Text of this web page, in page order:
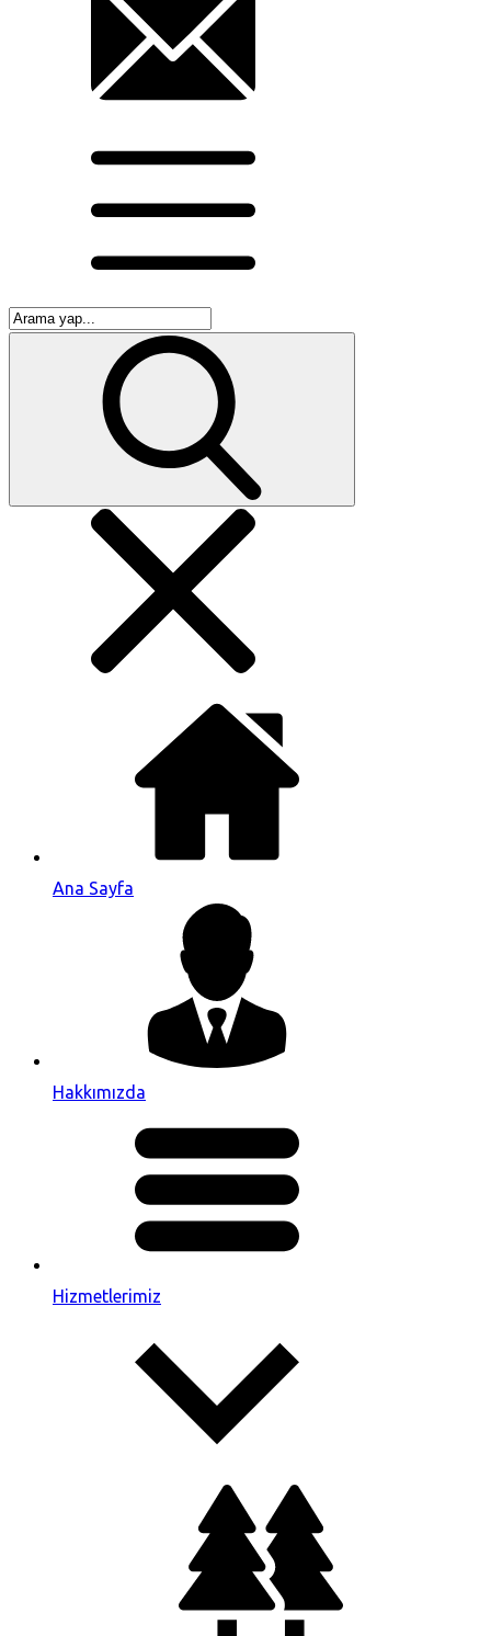
Ana Sayfa
Hakkımızda
Hizmetlerimiz